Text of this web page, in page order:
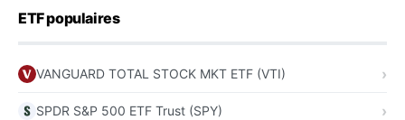
ETF populaires
VANGUARD TOTAL STOCK MKT ETF (VTI)
SPDR S&P 500 ETF Trust (SPY)